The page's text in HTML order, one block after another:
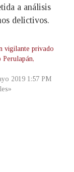
a análisis
delictivos.
vigilante privado
Perulapán,
2019 1:57 PM